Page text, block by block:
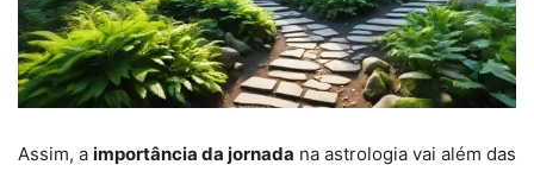
Assim, a importância da jornada na astrologia vai além das